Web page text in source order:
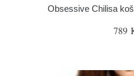
Obsessive Chilisa
789